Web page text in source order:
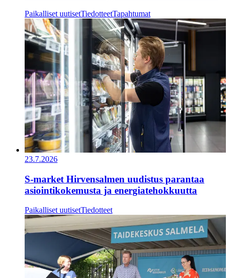
Paikalliset uutisetTiedotteetTapahtumat
23.7.2026
S-market Hirvensalmen uudistus parantaa
asiointikokemusta ja energiatehokkuutta
Paikalliset uutisetTiedotteet